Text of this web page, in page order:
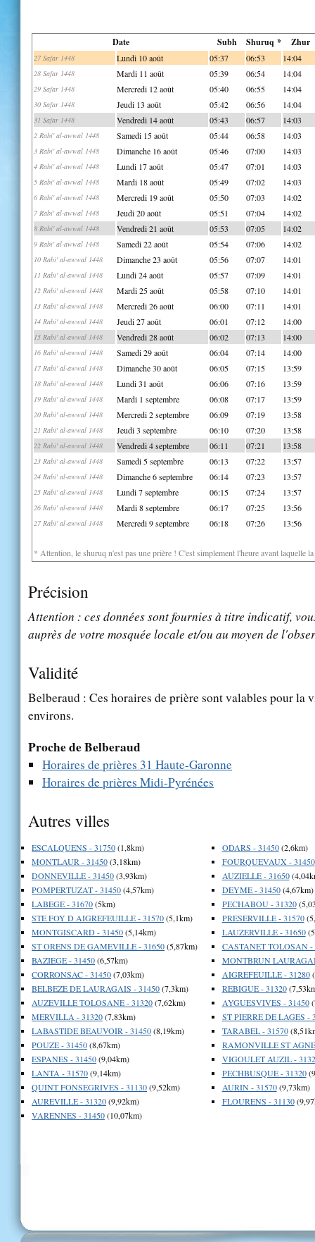
Date Subh Shuruq * Zhur
27 Safar 1448 Lundi 10 août 05:37 06:53 14:04
28 Safar 1448 Mardi 11 août 05:39 06:54 14:04
29 Safar 1448 Mercredi 12 août 05:40 06:55 14:04
30 Safar 1448 Jeudi 13 août 05:42 06:56 14:04
31 Safar 1448 Vendredi 14 août 05:43 06:57 14:03
2 Rabi' al-awwal 1448 Samedi 15 août 05:44 06:58 14:03
3 Rabi' al-awwal 1448 Dimanche 16 août 05:46 07:00 14:03
4 Rabi' al-awwal 1448 Lundi 17 août 05:47 07:01 14:03
5 Rabi' al-awwal 1448 Mardi 18 août 05:49 07:02 14:03
6 Rabi' al-awwal 1448 Mercredi 19 août 05:50 07:03 14:02
7 Rabi' al-awwal 1448 Jeudi 20 août 05:51 07:04 14:02
8 Rabi' al-awwal 1448 Vendredi 21 août 05:53 07:05 14:02
9 Rabi' al-awwal 1448 Samedi 22 août 05:54 07:06 14:02
10 Rabi' al-awwal 1448 Dimanche 23 août 05:56 07:07 14:01
11 Rabi' al-awwal 1448 Lundi 24 août 05:57 07:09 14:01
12 Rabi' al-awwal 1448 Mardi 25 août 05:58 07:10 14:01
13 Rabi' al-awwal 1448 Mercredi 26 août 06:00 07:11 14:01
14 Rabi' al-awwal 1448 Jeudi 27 août 06:01 07:12 14:00
15 Rabi' al-awwal 1448 Vendredi 28 août 06:02 07:13 14:00
16 Rabi' al-awwal 1448 Samedi 29 août 06:04 07:14 14:00
17 Rabi' al-awwal 1448 Dimanche 30 août 06:05 07:15 13:59
18 Rabi' al-awwal 1448 Lundi 31 août 06:06 07:16 13:59
19 Rabi' al-awwal 1448 Mardi 1 septembre 06:08 07:17 13:59
20 Rabi' al-awwal 1448 Mercredi 2 septembre 06:09 07:19 13:58
21 Rabi' al-awwal 1448 Jeudi 3 septembre 06:10 07:20 13:58
22 Rabi' al-awwal 1448 Vendredi 4 septembre 06:11 07:21 13:58
23 Rabi' al-awwal 1448 Samedi 5 septembre 06:13 07:22 13:57
24 Rabi' al-awwal 1448 Dimanche 6 septembre 06:14 07:23 13:57
25 Rabi' al-awwal 1448 Lundi 7 septembre 06:15 07:24 13:57
26 Rabi' al-awwal 1448 Mardi 8 septembre 06:17 07:25 13:56
27 Rabi' al-awwal 1448 Mercredi 9 septembre 06:18 07:26 13:56
* Attention, le shuruq n'est pas une prière ! C'est simplement l'heure avant laquelle
Précision
Attention : ces données sont fournies à titre indicatif,
auprès de votre mosquée locale et/ou au moyen de
Validité
Belberaud : Ces horaires de prière sont valables pour la
environs.
Proche de Belberaud
Horaires de prières 31 Haute-Garonne
Horaires de prières Midi-Pyrénées
Autres villes
ESCALQUENS - 31750(1,8km)
MONTLAUR - 31450(3,18km)
DONNEVILLE - 31450(3,93km)
POMPERTUZAT - 31450(4,57km)
LABEGE - 31670(5km)
STE FOY D AIGREFEUILLE - 31570(5,1km)
MONTGISCARD - 31450(5,14km)
ST ORENS DE GAMEVILLE - 31650(5,87km)
BAZIEGE - 31450(6,57km)
CORRONSAC - 31450(7,03km)
BELBEZE DE LAURAGAIS - 31450(7,3km)
AUZEVILLE TOLOSANE - 31320(7,62km)
MERVILLA - 31320(7,83km)
LABASTIDE BEAUVOIR - 31450(8,19km)
POUZE - 31450(8,67km)
ESPANES - 31450(9,04km)
LANTA - 31570(9,14km)
QUINT FONSEGRIVES - 31130(9,52km)
AUREVILLE - 31320(9,92km)
VARENNES - 31450(10,07km)
ODARS - 31450(2,6km)
FOURQUEVAUX - 31450
AUZIELLE - 31650
DEYME - 31450(4,67km)
PECHABOU - 31320
PRESERVILLE - 31570
LAUZERVILLE - 31650
CASTANET TOLOSAN -
MONTBRUN
AIGREFEUILLE - 31280
REBIGUE - 31320
AYGUESVIVES - 31450
ST PIERRE DE LAGES -
TARABEL - 31570
RAMONVILLE ST
VIGOULET AUZIL -
PECHBUSQUE - 31320
AURIN - 31570(9,73km)
FLOURENS - 31130